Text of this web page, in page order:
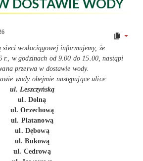
DOSTAWIE WODY
sieci wodociągowej informujemy, że
r., w godzinach od 9.00 do 15.00, nastąpi
przerwa w dostawie wody.
wody obejmie następujące ulice:
ul. Leszczyńską
ul. Dolną
ul. Orzechową
ul. Platanową
ul. Dębową
ul. Bukową
ul. Cedrową